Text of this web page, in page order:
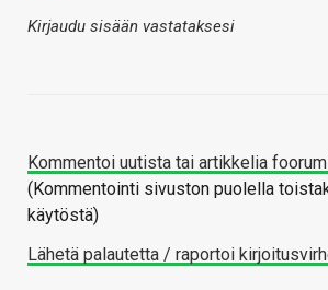
Kirjaudu sisään vastataksesi
Kommentoi uutista tai artikkelia
(Kommentointi sivuston puolella
käytöstä)
Lähetä palautetta / raportoi